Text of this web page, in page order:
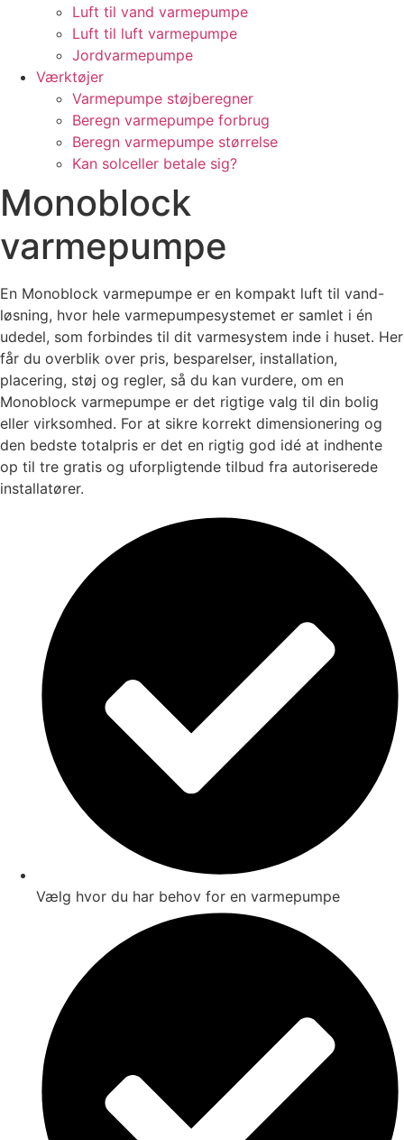
Luft til vand varmepumpe
Luft til luft varmepumpe
Jordvarmepumpe
Værktøjer
Varmepumpe støjberegner
Beregn varmepumpe forbrug
Beregn varmepumpe størrelse
Kan solceller betale sig?
Monoblock
varmepumpe
En Monoblock varmepumpe er en kompakt luft til vand-
løsning, hvor hele varmepumpesystemet er samlet i én
udedel, som forbindes til dit varmesystem inde i huset. Her
får du overblik over pris, besparelser, installation,
placering, støj og regler, så du kan vurdere, om en
Monoblock varmepumpe er det rigtige valg til din bolig
eller virksomhed. For at sikre korrekt dimensionering og
den bedste totalpris er det en rigtig god idé at indhente
op til tre gratis og uforpligtende tilbud fra autoriserede
installatører.
Vælg hvor du har behov for en varmepumpe